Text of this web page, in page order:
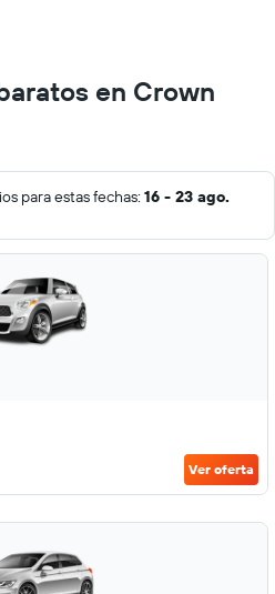
en Crown
para estas fechas: 16 - 23 ago.
Ver oferta